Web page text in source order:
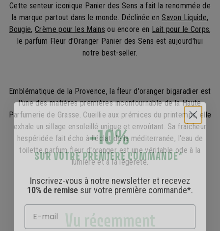
Cette senteur iconique Panier des Sens a fait la renommée de
la marque partout dans le monde. Déclinée enSavon Liquide,
Bougie,Crème pour les Mains ou encore en Lait pour le Corps,
le parfum Fleur d'Oranger Panier des Sens est aujourd'hui
notre best-seller.
Emblématique de la Provence, la fleur d'oranger bigaradier est
l'une des matières premières incontournable de la Haute
Parfumerie de Grasse. Cueillie aux prémices du printemps, elle
exhale un sillage ensoleillé unique et envoûtant. Sa fraîcheur
hespéridée fait écho à l'éclat de la méditerranée; l'eau de
toilette parfum fleur d'oranger est une véritable ode à la
lumière et à la légèreté.
Vu récemment
-10%
SUR VOTRE PREMIERE COMMANDE*
10% de remisesur votre première commande*.